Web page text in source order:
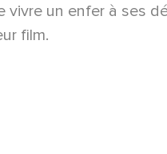
vivre un enfer à ses
film.